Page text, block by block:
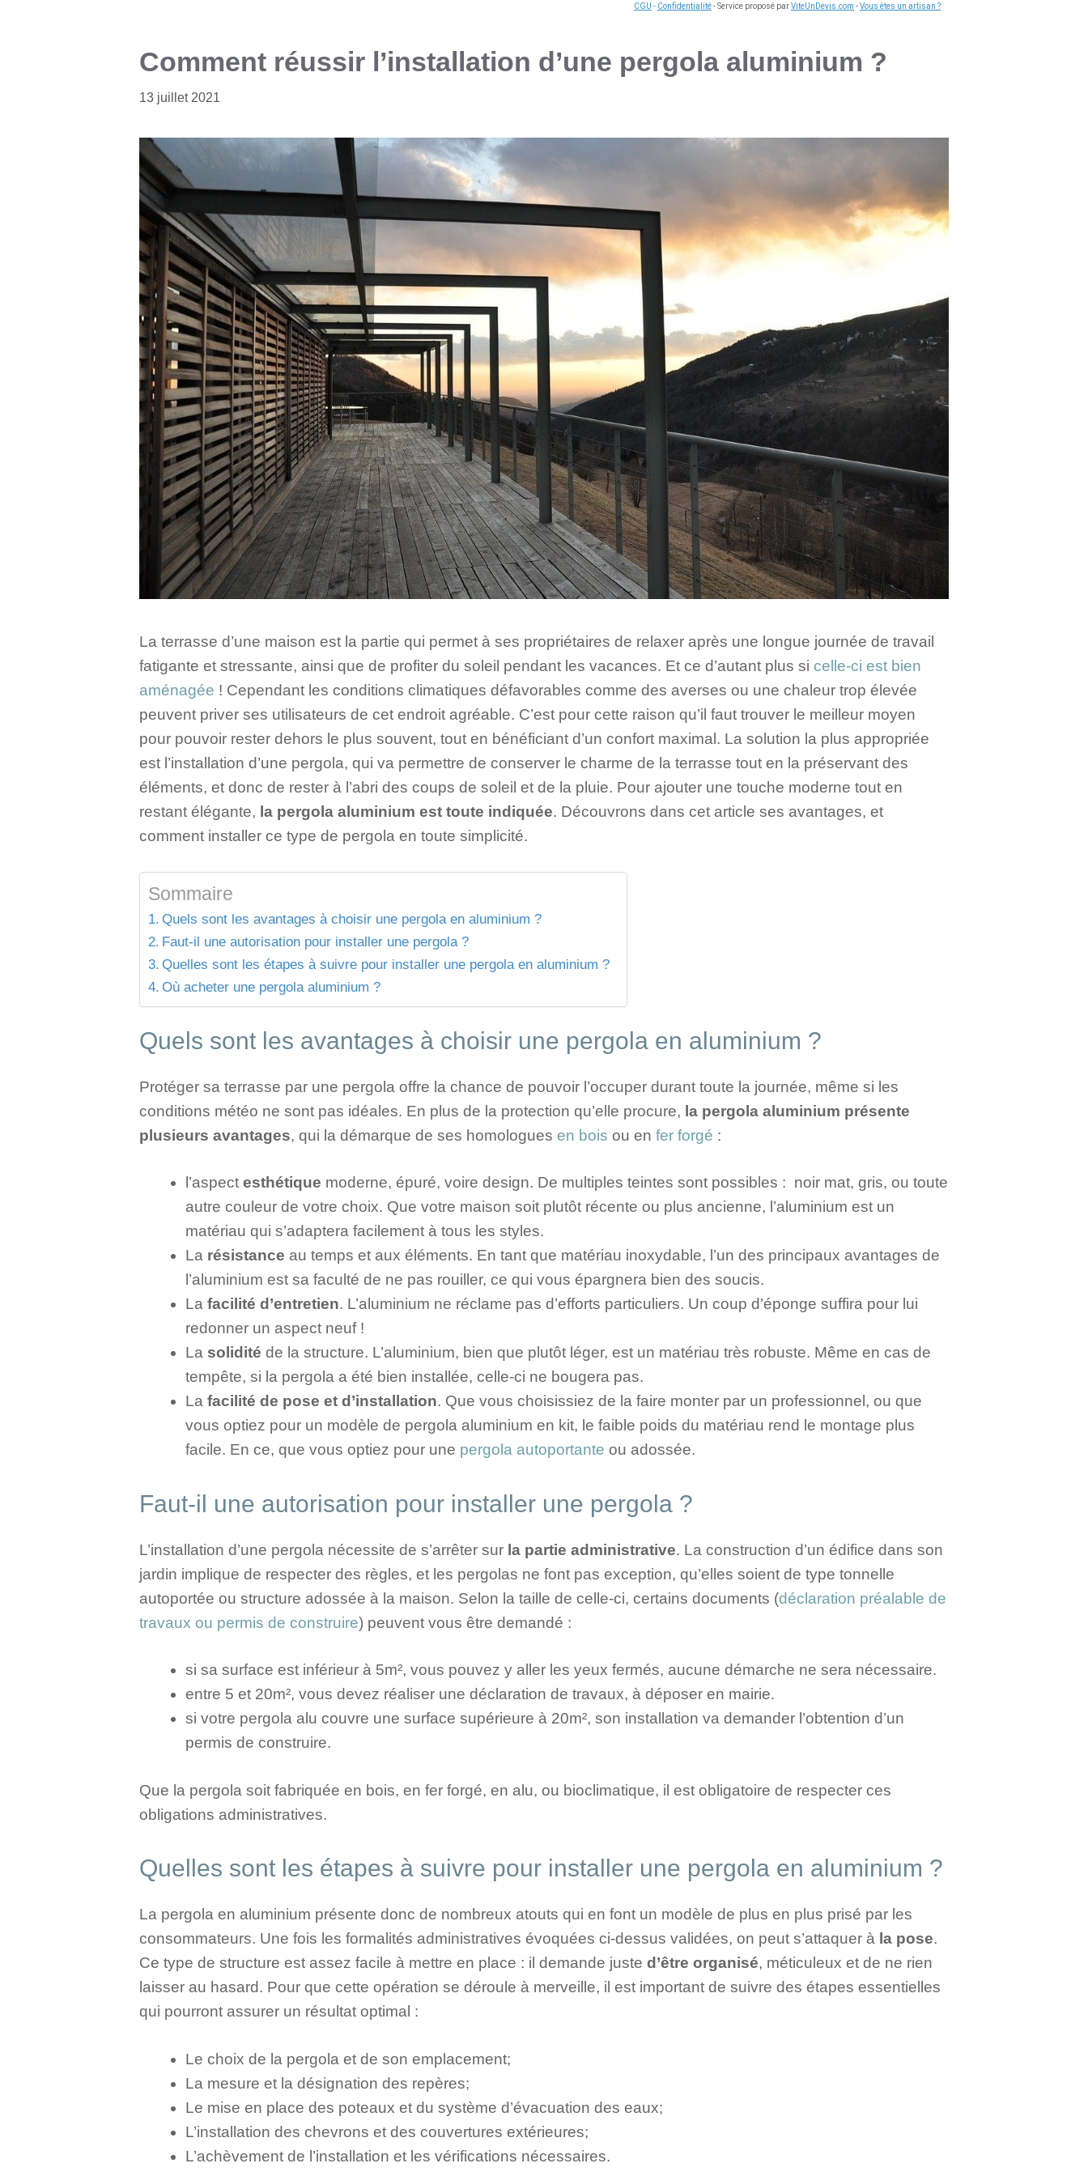
CGU - Confidentialité- Service proposé parViteUnDevis.com -Vous êtes un artisan ?
Comment réussir l’installation d’une pergola aluminium ?
13 juillet 2021
La terrasse d’une maison est la partie qui permet à ses propriétaires de relaxer après une longue journée de travail
fatigante et stressante, ainsi que de profiter du soleil pendant les vacances. Et ce d’autant plus si celle-ci est bien
aménagée ! Cependant les conditions climatiques défavorables comme des averses ou une chaleur trop élevée
peuvent priver ses utilisateurs de cet endroit agréable. C’est pour cette raison qu’il faut trouver le meilleur moyen
pour pouvoir rester dehors le plus souvent, tout en bénéficiant d’un confort maximal. La solution la plus appropriée
est l’installation d’une pergola, qui va permettre de conserver le charme de la terrasse tout en la préservant des
éléments, et donc de rester à l’abri des coups de soleil et de la pluie. Pour ajouter une touche moderne tout en
restant élégante, la pergola aluminium est toute indiquée. Découvrons dans cet article ses avantages, et
comment installer ce type de pergola en toute simplicité.
Sommaire
Quels sont les avantages à choisir une pergola en aluminium ?
Faut-il une autorisation pour installer une pergola ?
Quelles sont les étapes à suivre pour installer une pergola en aluminium ?
Où acheter une pergola aluminium ?
Quels sont les avantages à choisir une pergola en aluminium ?
Protéger sa terrasse par une pergola offre la chance de pouvoir l’occuper durant toute la journée, même si les
conditions météo ne sont pas idéales. En plus de la protection qu’elle procure, la pergola aluminium présente
plusieurs avantages, qui la démarque de ses homologues en bois ou en fer forgé :
l’aspect esthétique moderne, épuré, voire design. De multiples teintes sont possibles : noir mat, gris, ou toute
autre couleur de votre choix. Que votre maison soit plutôt récente ou plus ancienne, l’aluminium est un
matériau qui s’adaptera facilement à tous les styles.
La résistance au temps et aux éléments. En tant que matériau inoxydable, l’un des principaux avantages de
l’aluminium est sa faculté de ne pas rouiller, ce qui vous épargnera bien des soucis.
La facilité d’entretien. L’aluminium ne réclame pas d’efforts particuliers. Un coup d’éponge suffira pour lui
redonner un aspect neuf !
La solidité de la structure. L’aluminium, bien que plutôt léger, est un matériau très robuste. Même en cas de
tempête, si la pergola a été bien installée, celle-ci ne bougera pas.
La facilité de pose et d’installation. Que vous choisissiez de la faire monter par un professionnel, ou que
vous optiez pour un modèle de pergola aluminium en kit, le faible poids du matériau rend le montage plus
facile. En ce, que vous optiez pour une pergola autoportante ou adossée.
Faut-il une autorisation pour installer une pergola ?
L’installation d’une pergola nécessite de s’arrêter sur la partie administrative. La construction d’un édifice dans son
jardin implique de respecter des règles, et les pergolas ne font pas exception, qu’elles soient de type tonnelle
autoportée ou structure adossée à la maison. Selon la taille de celle-ci, certains documents (déclaration préalable de
travaux ou permis de construire) peuvent vous être demandé :
si sa surface est inférieur à 5m², vous pouvez y aller les yeux fermés, aucune démarche ne sera nécessaire.
entre 5 et 20m², vous devez réaliser une déclaration de travaux, à déposer en mairie.
si votre pergola alu couvre une surface supérieure à 20m², son installation va demander l’obtention d’un
permis de construire.
Que la pergola soit fabriquée en bois, en fer forgé, en alu, ou bioclimatique, il est obligatoire de respecter ces
obligations administratives.
Quelles sont les étapes à suivre pour installer une pergola en aluminium ?
La pergola en aluminium présente donc de nombreux atouts qui en font un modèle de plus en plus prisé par les
consommateurs. Une fois les formalités administratives évoquées ci-dessus validées, on peut s’attaquer à la pose.
Ce type de structure est assez facile à mettre en place : il demande juste d’être organisé, méticuleux et de ne rien
laisser au hasard. Pour que cette opération se déroule à merveille, il est important de suivre des étapes essentielles
qui pourront assurer un résultat optimal :
Le choix de la pergola et de son emplacement;
La mesure et la désignation des repères;
Le mise en place des poteaux et du système d’évacuation des eaux;
L’installation des chevrons et des couvertures extérieures;
L’achèvement de l’installation et les vérifications nécessaires.